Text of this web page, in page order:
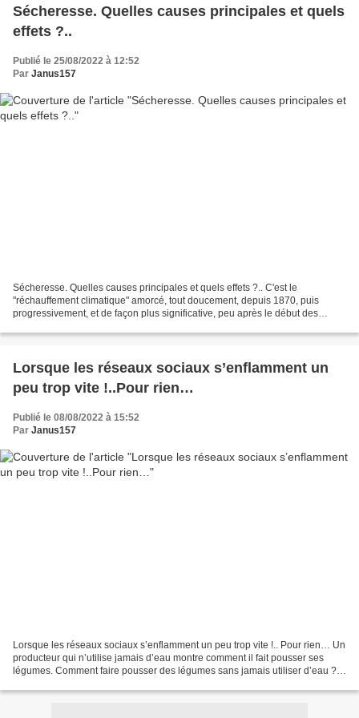
Sécheresse. Quelles causes principales et quels
effets ?..
Publié le 25/08/2022 à 12:52
Par Janus157
Sécheresse. Quelles causes principales et quels effets ?.. C'est le
"réchauffement climatique" amorcé, tout doucement, depuis 1870, puis
progressivement, et de façon plus significative, peu après le début des
Lorsque les réseaux sociaux s’enflamment un
peu trop vite !..Pour rien…
Publié le 08/08/2022 à 15:52
Par Janus157
Lorsque les réseaux sociaux s’enflamment un peu trop vite !.. Pour rien… Un
producteur qui n’utilise jamais d’eau montre comment il fait pousser ses
légumes. Comment faire pousser des légumes sans jamais utiliser d’eau ?